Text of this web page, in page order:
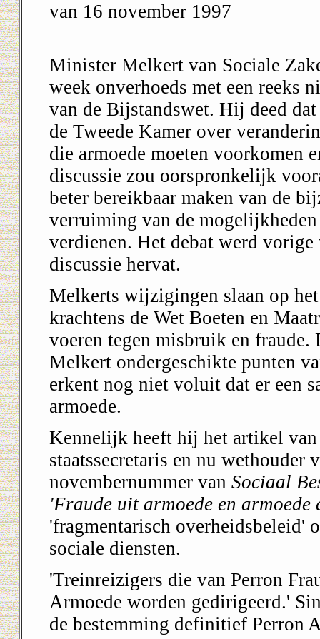
van 16 november 1997
Minister Melkert van Sociale
week onverhoeds met een reeks
van de Bijstandswet. Hij deed
de Tweede Kamer over
die armoede moeten voorkomen
discussie zou oorspronkelijk
beter bereikbaar maken van de
verruiming van de
verdienen. Het debat werd
discussie hervat.
Melkerts wijzigingen slaan op
krachtens de Wet Boeten en
voeren tegen misbruik en fraude.
Melkert ondergeschikte punten
erkent nog niet voluit dat er een
armoede.
Kennelijk heeft hij het artikel
staatssecretaris en nu wethouder
novembernummer van Sociaal
'Fraude uit armoede en armoede
'fragmentarisch overheidsbeleid'
sociale diensten.
'Treinreizigers die van Perron
Armoede worden gedirigeerd.'
de bestemming definitief Perron